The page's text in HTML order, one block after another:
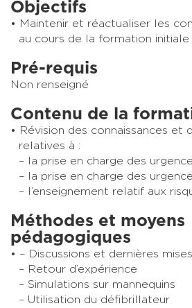
Objectifs
Maintenir et réactualiser les
au cours de la formation initiale
Pré-requis
Non renseigné
Contenu de la
Révision des connaissances et
relatives à :
– la prise en charge des
– la prise en charge des
– l’enseignement relatif aux
Méthodes et moyens
pédagogiques
– Discussions et dernières
– Retour d’expérience
– Simulations sur mannequins
– Utilisation du défibrillateur